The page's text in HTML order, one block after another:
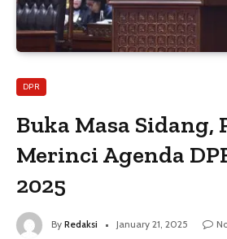
DPR
Buka Masa Sidang,
Merinci Agenda
2025
By Redaksi January 21, 2025